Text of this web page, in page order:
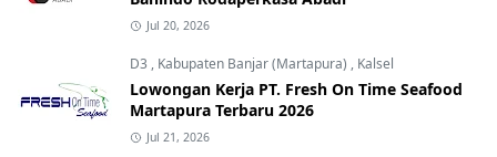
Jul 20, 2026
D3 , Kabupaten Banjar (Martapura) , Kalsel
Lowongan Kerja PT. Fresh On Time Seafood
Martapura Terbaru 2026
Jul 21, 2026